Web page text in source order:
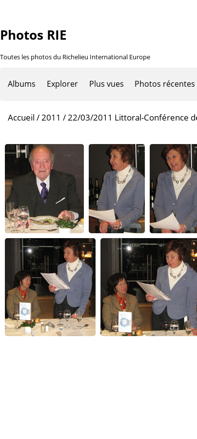
Photos RIE
Toutes les photos du Richelieu International Europe
Albums Explorer Plus vues Photos récentes
Accueil /2011 /22/03/2011 Littoral-Conférence